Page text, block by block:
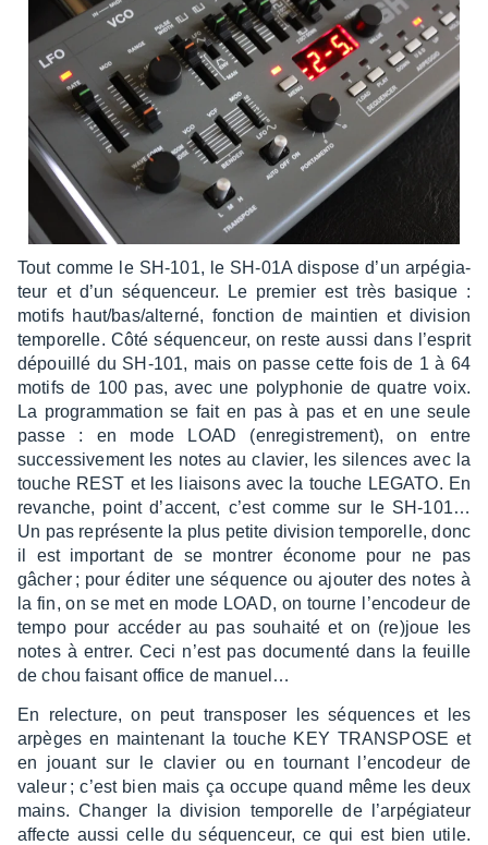
Tout comme le SH-101, le SH-01A dispose d’un arpé­gia­
teur et d’un séquen­ceur. Le premier est très basique :
motifs haut/bas/alterné, fonc­tion de main­tien et divi­sion
tempo­relle. Côté séquen­ceur, on reste aussi dans l’es­prit
dépouillé du SH-101, mais on passe cette fois de 1 à 64
motifs de 100 pas, avec une poly­pho­nie de quatre voix.
La program­ma­tion se fait en pas à pas et en une seule
passe : en mode LOAD (enre­gis­tre­ment), on entre
succes­si­ve­ment les notes au clavier, les silences avec la
touche REST et les liai­sons avec la touche LEGATO. En
revanche, point d’ac­cent, c’est comme sur le SH-101…
Un pas repré­sente la plus petite divi­sion tempo­relle, donc
il est impor­tant de se montrer économe pour ne pas
gâcher ; pour éditer une séquence ou ajou­ter des notes à
la fin, on se met en mode LOAD, on tourne l’en­co­deur de
tempo pour accé­der au pas souhaité et on (re)joue les
notes à entrer. Ceci n’est pas docu­menté dans la feuille
de chou faisant office de manuel…
En relec­ture, on peut trans­po­ser les séquences et les
arpèges en main­te­nant la touche KEY TRANS­POSE et
en jouant sur le clavier ou en tour­nant l’en­co­deur de
valeur ; c’est bien mais ça occupe quand même les deux
mains. Chan­ger la divi­sion tempo­relle de l’ar­pé­gia­teur
affecte aussi celle du séquen­ceur, ce qui est bien utile.